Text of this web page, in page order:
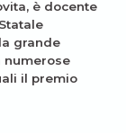
è docente
grande
numerose
il premio